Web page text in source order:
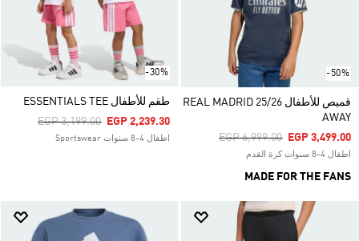
-50%
قميص للأطفال REAL MADRID 25/26
AWAY
Price Reduced From
EGP 6,999.00ToEGP 3,499.00
اطفال 4-8 سنوات كرة القدم
MADE FOR THE FANS
-30%
طقم للأطفال ESSENTIALS TEE
Price Reduced From
EGP 3,199.00ToEGP 2,239.30
اطفال 4-8 سنوات Sportswear